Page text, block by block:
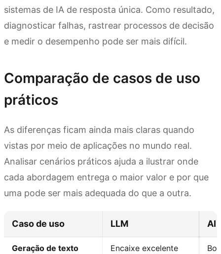
sistemas de IA de resposta única. Como resultado,
diagnosticar falhas, rastrear processos de decisão
e medir o desempenho pode ser mais difícil.
Comparação de casos de uso
práticos
As diferenças ficam ainda mais claras quando
vistas por meio de aplicações no mundo real.
Analisar cenários práticos ajuda a ilustrar onde
cada abordagem entrega o maior valor e por que
uma pode ser mais adequada do que a outra.
Caso de uso LLM AI
Geração de texto Encaixe excelente